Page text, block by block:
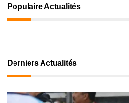
Populaire Actualités
Derniers Actualités